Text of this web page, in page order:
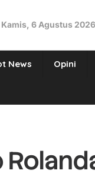
Kamis, 6 Agustus 2026
News Opini